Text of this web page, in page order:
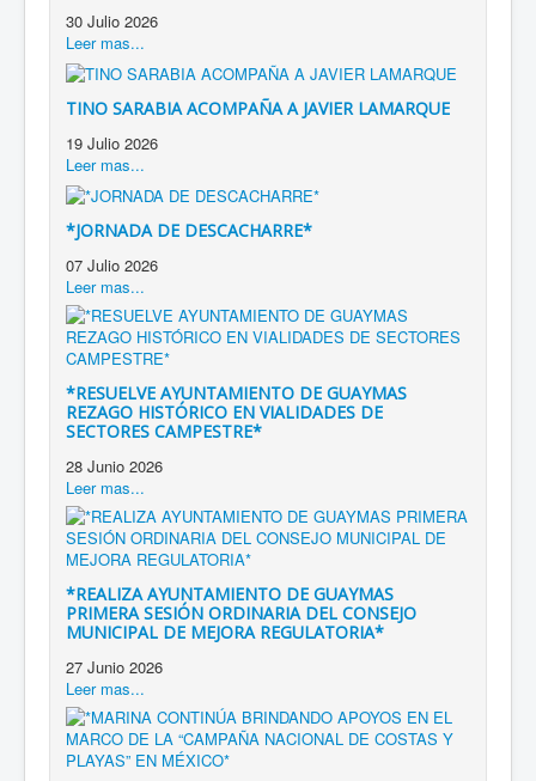
30 Julio 2026
Leer mas...
TINO SARABIA ACOMPAÑA A JAVIER LAMARQUE
19 Julio 2026
Leer mas...
*JORNADA DE DESCACHARRE*
07 Julio 2026
Leer mas...
*RESUELVE AYUNTAMIENTO DE GUAYMAS
REZAGO HISTÓRICO EN VIALIDADES DE
SECTORES CAMPESTRE*
28 Junio 2026
Leer mas...
*REALIZA AYUNTAMIENTO DE GUAYMAS
PRIMERA SESIÓN ORDINARIA DEL CONSEJO
MUNICIPAL DE MEJORA REGULATORIA*
27 Junio 2026
Leer mas...